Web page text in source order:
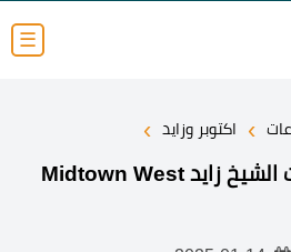
☰
› اكتوبر وزايد ›
كمبوند ميدتاون ويست الشيخ زايد Midtown West